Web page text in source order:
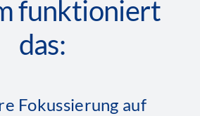
funktioniert
das:
Fokussierung auf